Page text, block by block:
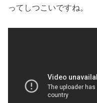
ってしつこいですね。